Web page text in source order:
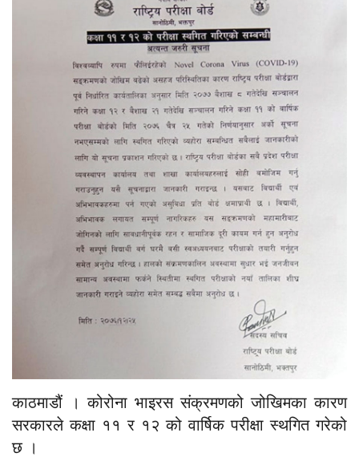
काठमाडौं । कोरोना भाइरस संक्रमणको जोखिमका कारण
सरकारले कक्षा ११ र १२ को वार्षिक परीक्षा स्थगित गरेको
छ ।